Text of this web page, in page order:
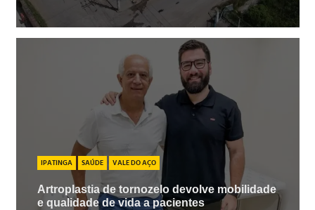
IPATINGA SAÚDE VALE DO AÇO
Artroplastia de tornozelo devolve mobilidade
e qualidade de vida a pacientes